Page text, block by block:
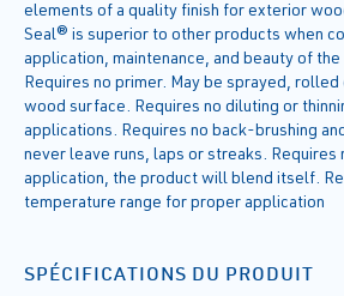
elements of a quality finish for exterior
Seal® is superior to other products when
application, maintenance, and beauty of
Requires no primer. May be sprayed,
wood surface. Requires no diluting or
applications. Requires no back-brushing
never leave runs, laps or streaks.
application, the product will blend itself.
temperature range for proper application
SPÉCIFICATIONS DU PRODUIT